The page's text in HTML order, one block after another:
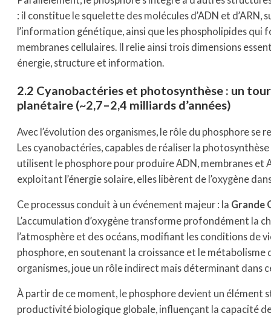
: il constitue le squelette des molécules d’ADN et d’ARN,
l’information génétique, ainsi que les phospholipides qui
membranes cellulaires. Il relie ainsi trois dimensions
énergie, structure et information.
2.2 Cyanobactéries et photosynthèse : un
planétaire (~2,7–2,4 milliards d’années)
Avec l’évolution des organismes, le rôle du phosphore se
Les cyanobactéries, capables de réaliser la
utilisent le phosphore pour produire ADN, membranes et
exploitant l’énergie solaire, elles libèrent de l’oxygène
Ce processus conduit à un événement majeur : la Grande
L’accumulation d’oxygène transforme profondément la
l’atmosphère et des océans, modifiant les conditions de
phosphore, en soutenant la croissance et le métabolisme
organismes, joue un rôle indirect mais déterminant dans
À partir de ce moment, le phosphore devient un élément
productivité biologique globale, influençant la capacité